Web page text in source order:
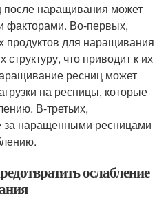
после наращивания может
факторами. Во-первых,
продуктов для наращивания
что приводит к их
ресниц может
на ресницы, которые
В-третьих,
за наращенными ресницами
ослабление